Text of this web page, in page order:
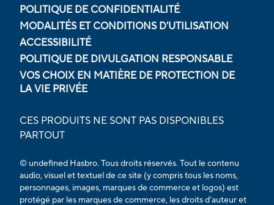
POLITIQUE DE CONFIDENTIALITÉ
MODALITÉS ET CONDITIONS D'UTILISATION
ACCESSIBILITÉ
POLITIQUE DE DIVULGATION RESPONSABLE
VOS CHOIX EN MATIÈRE DE PROTECTION DE
LA VIE PRIVÉE
CES PRODUITS NE SONT PAS DISPONIBLES
PARTOUT
© undefined Hasbro. Tous droits réservés. Tout le contenu
audio, visuel et textuel de ce site (y compris tous les noms,
personnages, images, marques de commerce et logos) est
protégé par les marques de commerce, les droits d'auteur et